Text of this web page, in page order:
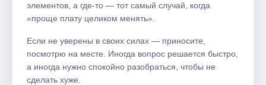
элементов, а где-то — тот самый случай, когда
«проще плату целиком менять».
Если не уверены в своих силах — приносите,
посмотрю на месте. Иногда вопрос решается быстро,
а иногда нужно спокойно разобраться, чтобы не
сделать хуже.